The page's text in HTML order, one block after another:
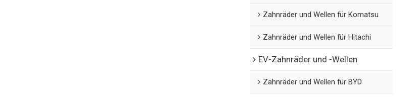
Zahnräder und Wellen für Komatsu
Zahnräder und Wellen für Hitachi
EV-Zahnräder und -Wellen
Zahnräder und Wellen für BYD